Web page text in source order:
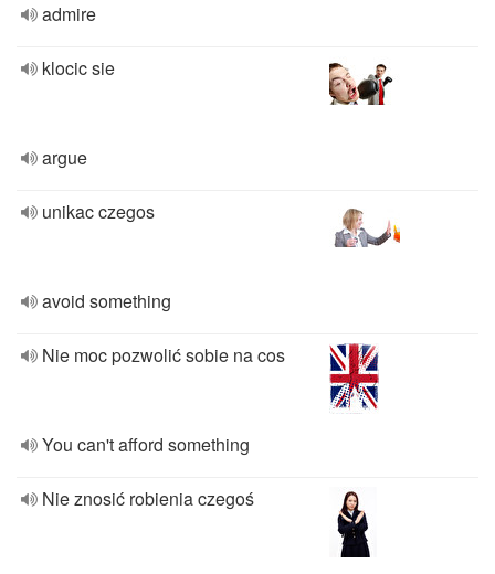
admire
klocic sie
argue
unikac czegos
avoid something
Nie moc pozwolić sobie na cos
You can't afford something
Nie znosić robienia czegoś